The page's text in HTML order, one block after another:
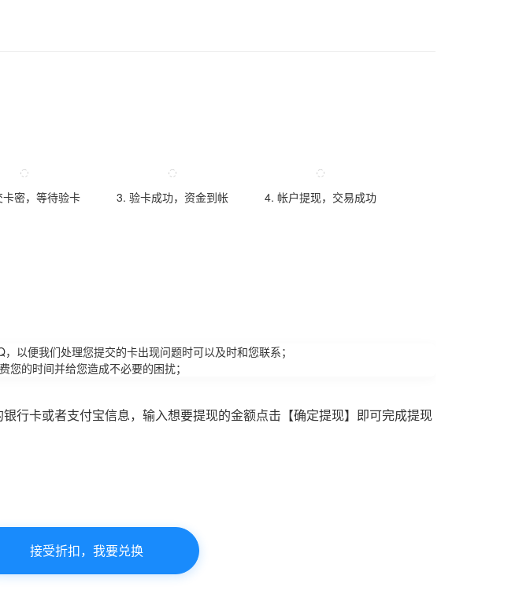
密，等待验卡 3. 验卡成功，资金到帐 4. 帐户提现，交易成功
以便我们处理您提交的卡出现问题时可以及时和您联系；
的时间并给您造成不必要的困扰；
行卡或者支付宝信息，输入想要提现的金额点击【确定提现】即可完成提现
接受折扣，我要兑换